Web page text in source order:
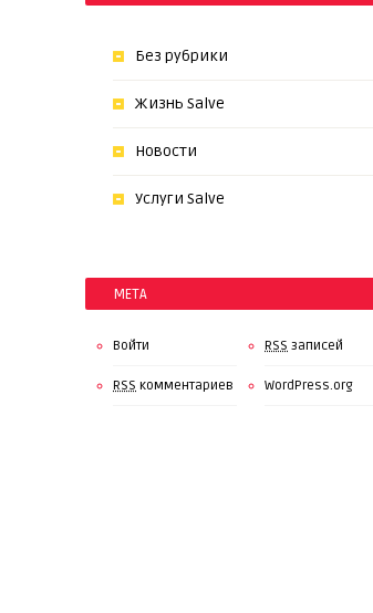
Без рубрики
Жизнь Salve
Новости
Услуги Salve
МЕТА
Войти RSS записей
RSS комментариев WordPress.org